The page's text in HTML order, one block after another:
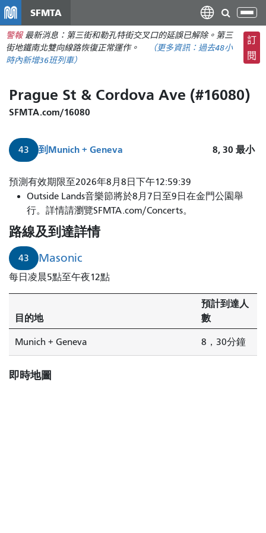
主
要
SFMTA
切
換
導
航
警報 最新消息：第三街和勒孔特街交叉口的延誤已解除。第三
街地鐵南北雙向線路恢復正常運作。
（更多資訊： 過去48小
時內新增36班列車）
訂
閱
Prague St & Cordova Ave (#16080)
SFMTA.com/16080
43 到 Munich + Geneva 8, 30 最小
預測有效期限至2026年8月8日下午12:59:39
Outside Lands音樂節將於8月7日至9日在金門公園舉
行。詳情請瀏覽SFMTA.com/Concerts。
路線及到達詳情
43 Masonic
每日凌晨5點至午夜12點
目的地
預計到達人
數
Munich + Geneva 8，30分鐘
即時地圖